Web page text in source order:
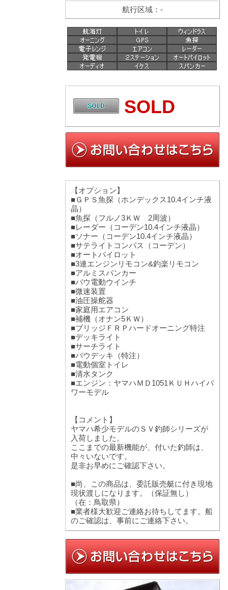
航行区域：-
SOLD
【オプション】
■ＧＰＳ魚探（ホンデックス10.4インチ液
晶）
■魚探（フルノ3ＫＷ 2周波）
■レーダー（コーデン10.4インチ液晶）
■ソナー（コーデン10.4インチ液晶）
■サテライトコンパス（コーデン）
■オートパイロット
■3連エンジンリモコン&釣楽リモコン
■アルミスパンカー
■バウ電動ウインチ
■微速装置
■油圧操舵器
■家庭用エアコン
■補機（オナン5ＫＷ）
■ブリッジＦＲＰハードオーニング特注
■デッキライト
■サーチライト
■バウデッキ（特注）
■電動個室トイレ
■清水タンク
■エンジン：ヤマハＭＤ1051ＫＵＨハイパ
ワーモデル
【コメント】
ヤマハ希少モデルのＳＶ釣師シリーズが
入荷しました。
ここまでの最新機能が、付いた釣師は、
中々いないです。
是非お早めにご確認下さい。
■尚、この商品は、委託販売艇に付き現地
現状渡しになります。（保証無し）
（在：鳥取県）
■業者様大歓迎ご連絡お待ちしてます。船
のご確認は、事前にご連絡下さい。